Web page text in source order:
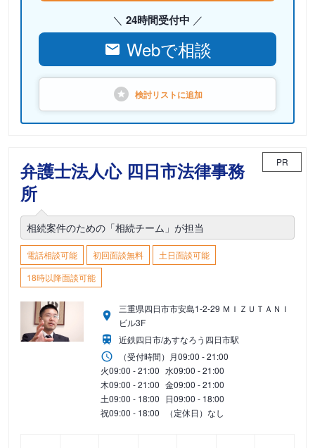
24時間受付中
Webで相談
検討リストに追加
弁護士法人心 四日市法律事務
所
PR
相続案件のための「相続チーム」が担当
電話相談可能 初回面談無料
土日面談可能
18時以降面談可能
三重県四日市市安島1-2-29 ＭＩＺＵＴＡＮＩ
ビル3F
近鉄四日市/あすなろう四日市駅
（受付時間） 月09:00 - 21:00
火09:00 - 21:00 水09:00 - 21:00
木09:00 - 21:00 金09:00 - 21:00
土09:00 - 18:00 日09:00 - 18:00
祝09:00 - 18:00 （定休日）なし